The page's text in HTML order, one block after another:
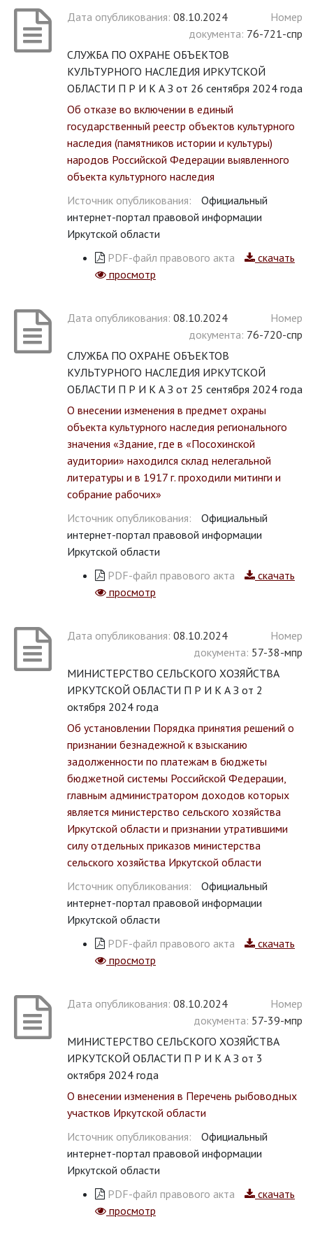
Дата опубликования: 08.10.2024
Номер
документа: 76-721-спр
СЛУЖБА ПО ОХРАНЕ ОБЪЕКТОВ
КУЛЬТУРНОГО НАСЛЕДИЯ ИРКУТСКОЙ
ОБЛАСТИ П Р И К А З от 26 сентября 2024 года
Об отказе во включении в единый
государственный реестр объектов культурного
наследия (памятников истории и культуры)
народов Российской Федерации выявленного
объекта культурного наследия
Источник опубликования:
Официальный
интернет-портал правовой информации
Иркутской области
PDF-файл правового акта
скачать
просмотр
Дата опубликования: 08.10.2024
Номер
документа: 76-720-спр
СЛУЖБА ПО ОХРАНЕ ОБЪЕКТОВ
КУЛЬТУРНОГО НАСЛЕДИЯ ИРКУТСКОЙ
ОБЛАСТИ П Р И К А З от 25 сентября 2024 года
О внесении изменения в предмет охраны
объекта культурного наследия регионального
значения «Здание, где в «Посохинской
аудитории» находился склад нелегальной
литературы и в 1917 г. проходили митинги и
собрание рабочих»
Источник опубликования:
Официальный
интернет-портал правовой информации
Иркутской области
PDF-файл правового акта
скачать
просмотр
Дата опубликования: 08.10.2024
Номер
документа: 57-38-мпр
МИНИСТЕРСТВО СЕЛЬСКОГО ХОЗЯЙСТВА
ИРКУТСКОЙ ОБЛАСТИ П Р И К А З от 2
октября 2024 года
Об установлении Порядка принятия решений о
признании безнадежной к взысканию
задолженности по платежам в бюджеты
бюджетной системы Российской Федерации,
главным администратором доходов которых
является министерство сельского хозяйства
Иркутской области и признании утратившими
силу отдельных приказов министерства
сельского хозяйства Иркутской области
Источник опубликования:
Официальный
интернет-портал правовой информации
Иркутской области
PDF-файл правового акта
скачать
просмотр
Дата опубликования: 08.10.2024
Номер
документа: 57-39-мпр
МИНИСТЕРСТВО СЕЛЬСКОГО ХОЗЯЙСТВА
ИРКУТСКОЙ ОБЛАСТИ П Р И К А З от 3
октября 2024 года
О внесении изменения в Перечень рыбоводных
участков Иркутской области
Источник опубликования:
Официальный
интернет-портал правовой информации
Иркутской области
PDF-файл правового акта
скачать
просмотр